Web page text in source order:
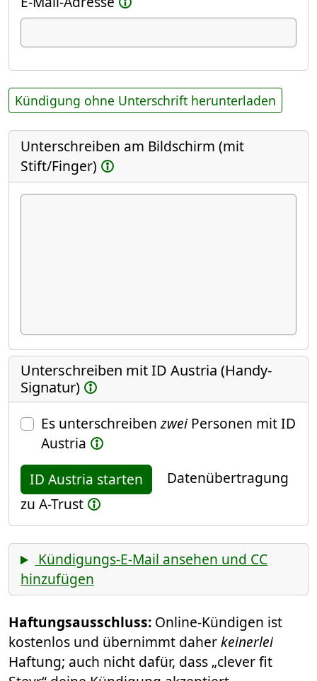
Kündigung ohne Unterschrift herunterladen
Unterschreiben am Bildschirm (mit
Stift/Finger)
Unterschreiben mit ID Austria (Handy-
Signatur)
Es unterschreibenzweiPersonen mit ID
Austria
ID Austria starten
Datenübertragung
zu A-Trust
Kündigungs-E-Mail ansehen und CC
hinzufügen
Haftungsausschluss: Online-Kündigen ist
kostenlos und übernimmt daherkeinerlei
Haftung; auch nicht dafür, dass „clever fit